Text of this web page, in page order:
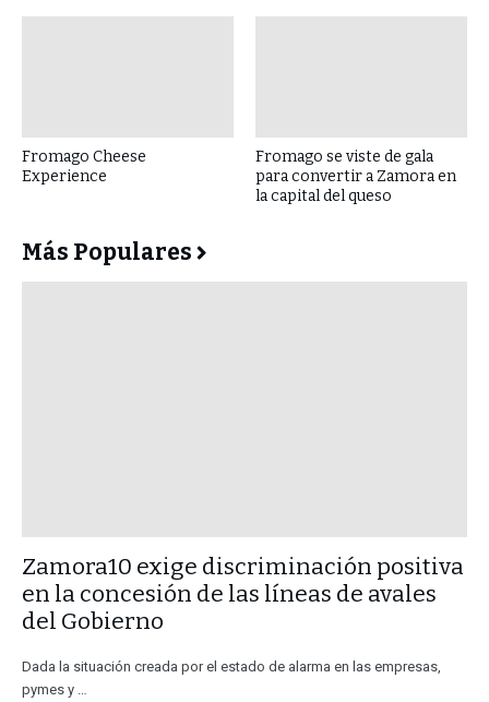
Fromago Cheese
Experience
Fromago se viste de gala
para convertir a Zamora en
la capital del queso
Más Populares
​Zamora10 exige discriminación positiva
en la concesión de las líneas de avales
del Gobierno
Dada la situación creada por el estado de alarma en las empresas,
pymes y …